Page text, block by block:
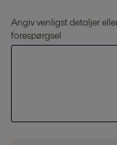
Angiv venligst detaljer
forespørgsel